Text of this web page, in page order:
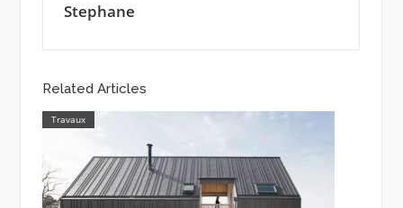
Stephane
Related Articles
Travaux